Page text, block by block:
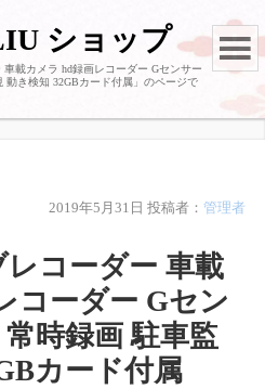
ショップ
車載カメラ hd録画レコーダー Gセンサー
動き検知 32GBカード付属」のページで
2019年5月31日 投稿者：管理者
コーダー 車載
コーダー Gセン
時録画 駐車監
カード付属